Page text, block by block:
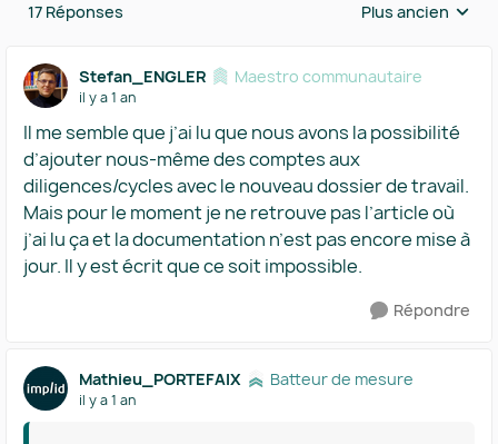
17 Réponses Réponses triées
Plus ancien
Stefan_ENGLER Maestro communautaire
il y a 1 an
Il me semble que j’ai lu que nous avons la possibilité
d’ajouter nous-même des comptes aux
diligences/cycles avec le nouveau dossier de travail.
Mais pour le moment je ne retrouve pas l’article où
j’ai lu ça et la documentation n’est pas encore mise à
jour. Il y est écrit que ce soit impossible.
Répondre
Mathieu_PORTEFAIX Batteur de mesure
il y a 1 an